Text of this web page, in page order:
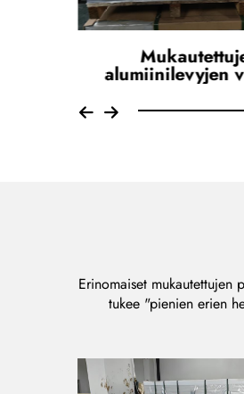
Raaka-
Erinomaiset
tukee "pienien erien